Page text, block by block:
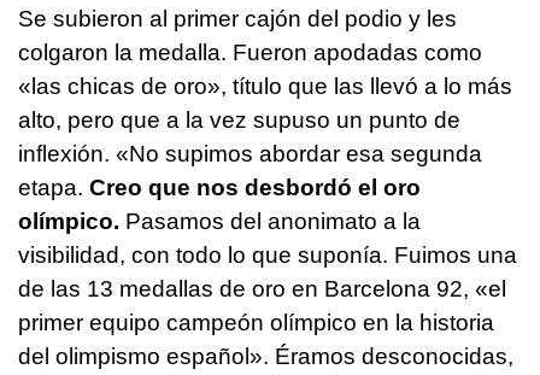
Se subieron al primer cajón del podio y les
colgaron la medalla. Fueron apodadas como
«las chicas de oro», título que las llevó a lo más
alto, pero que a la vez supuso un punto de
inflexión. «No supimos abordar esa segunda
etapa. Creo que nos desbordó el oro
olímpico. Pasamos del anonimato a la
visibilidad, con todo lo que suponía. Fuimos una
de las 13 medallas de oro en Barcelona 92, «el
primer equipo campeón olímpico en la historia
del olimpismo español». Éramos desconocidas,